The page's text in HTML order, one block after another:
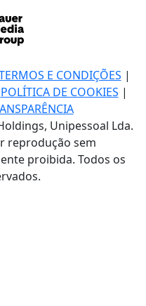
E CONDIÇÕES |
POLÍTICA DE COOKIES |
Unipessoal Lda.
reprodução sem
proibida. Todos os